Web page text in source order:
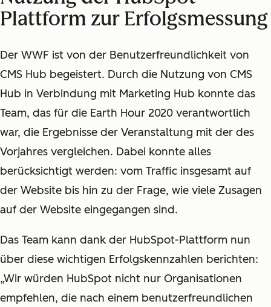
Plattform zur Erfolgsmessung
Der WWF ist von der Benutzerfreundlichkeit von
CMS Hub begeistert. Durch die Nutzung von CMS
Hub in Verbindung mit Marketing Hub konnte das
Team, das für die Earth Hour 2020 verantwortlich
war, die Ergebnisse der Veranstaltung mit der des
Vorjahres vergleichen. Dabei konnte alles
berücksichtigt werden: vom Traffic insgesamt auf
der Website bis hin zu der Frage, wie viele Zusagen
auf der Website eingegangen sind.
Das Team kann dank der HubSpot-Plattform nun
über diese wichtigen Erfolgskennzahlen berichten:
„Wir würden HubSpot nicht nur Organisationen
empfehlen, die nach einem benutzerfreundlichen